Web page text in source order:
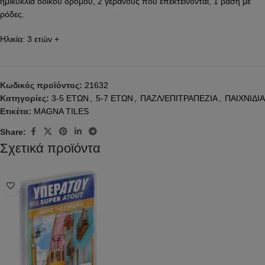
ρόδες.
Ηλικία: 3 ετών +
Κωδικός προϊόντος: 21632
Κατηγορίες: 3-5 ΕΤΩΝ , 5-7 ΕΤΩΝ , ΠΑΖΛ/ΕΠΙΤΡΑΠΕΖΙΑ, ΠΑΙΧΝΙΔΙΑ
Ετικέτα: MAGNA TILES
Share:
Σχετικά προϊόντα